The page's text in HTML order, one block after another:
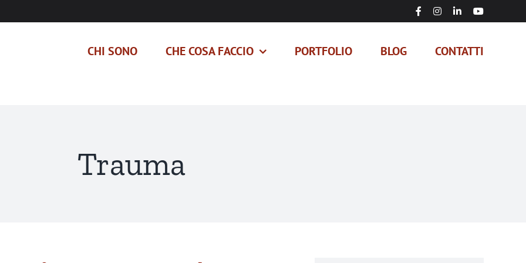
FacebookInstagram
LinkedInYouTube
CHI SONO CHE COSA FACCIO PORTFOLIO BLOG CONTATTI
Trauma